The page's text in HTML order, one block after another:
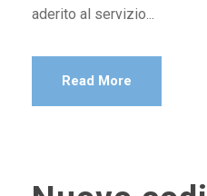
aderito al servizio...
Read More